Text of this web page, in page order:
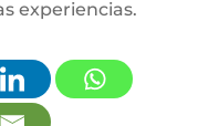
experiencias.